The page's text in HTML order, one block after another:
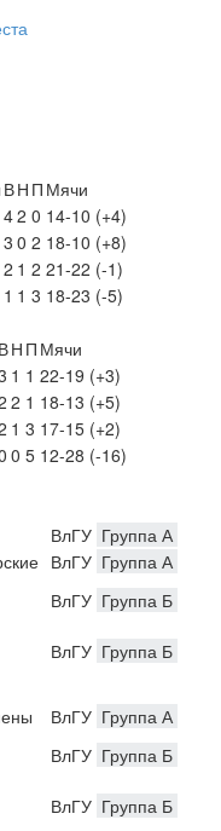
ВН П Мячи
42 0 14-10 (+4)
3 0 2 18-10 (+8)
2 1 2 21-22 (-1)
1 1 3 18-23 (-5)
ВН П Мячи
1 1 22-19 (+3)
2 1 18-13 (+5)
1 3 17-15 (+2)
0 5 12-28 (-16)
ВлГУ Группа А
ВлГУ Группа А
ВлГУ Группа Б
ВлГУ Группа Б
ВлГУ Группа А
ВлГУ Группа Б
ВлГУ Группа Б